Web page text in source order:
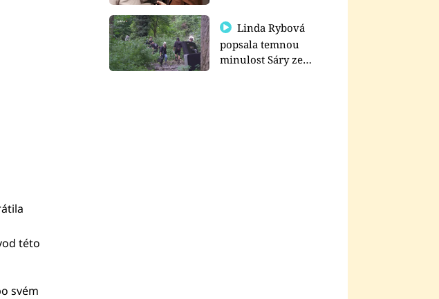
této
svém
Linda Rybová
popsala temnou
minulost Sáry ze